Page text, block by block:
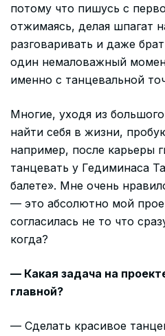
потому что пишусь с
отжимаясь, делая шпагат
разговаривать и даже
один немаловажный
именно с танцевальной
Многие, уходя из
найти себя в жизни,
например, после карьеры
танцевать у Гедиминаса
балете». Мне очень
— это абсолютно мой
согласилась не то что
когда?
— Какая задача на
главной?
— Сделать красивое